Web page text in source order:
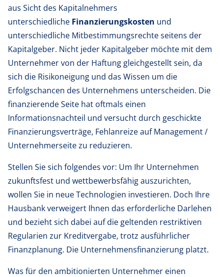
aus Sicht des Kapitalnehmers
unterschiedliche Finanzierungskosten und
unterschiedliche Mitbestimmungsrechte seitens der
Kapitalgeber. Nicht jeder Kapitalgeber möchte mit dem
Unternehmer von der Haftung gleichgestellt sein, da
sich die Risikoneigung und das Wissen um die
Erfolgschancen des Unternehmens unterscheiden. Die
finanzierende Seite hat oftmals einen
Informationsnachteil und versucht durch geschickte
Finanzierungsverträge, Fehlanreize auf Management /
Unternehmerseite zu reduzieren.
Stellen Sie sich folgendes vor: Um Ihr Unternehmen
zukunftsfest und wettbewerbsfähig auszurichten,
wollen Sie in neue Technologien investieren. Doch Ihre
Hausbank verweigert Ihnen das erforderliche Darlehen
und bezieht sich dabei auf die geltenden restriktiven
Regularien zur Kreditvergabe, trotz ausführlicher
Finanzplanung. Die Unternehmensfinanzierung platzt.
Was für den ambitionierten Unternehmer einen